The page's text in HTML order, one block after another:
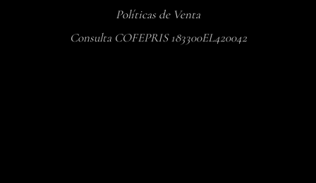
Políticas de Venta
Consulta COFEPRIS 183300EL420042